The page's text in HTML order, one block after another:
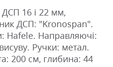
16 і 22 мм,
ДСП: "Kronospan".
Hafele. Направляючі:
Ручки: метал.
200 см, глибина: 44